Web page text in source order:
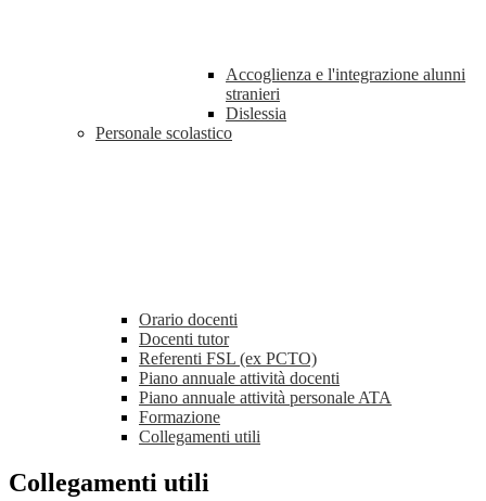
Accoglienza e l'integrazione alunni
stranieri
Dislessia
Personale scolastico
Orario docenti
Docenti tutor
Referenti FSL (ex PCTO)
Piano annuale attività docenti
Piano annuale attività personale ATA
Formazione
Collegamenti utili
Collegamenti utili